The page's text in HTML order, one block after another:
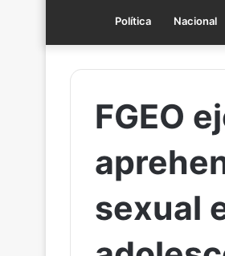
Política Nacional
FGEO
sexual